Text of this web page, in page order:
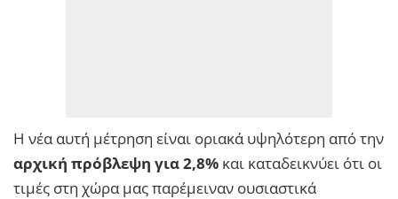
Η νέα αυτή μέτρηση είναι οριακά υψηλότερη από την
αρχική πρόβλεψη για 2,8% και καταδεικνύει ότι οι
τιμές στη χώρα μας παρέμειναν ουσιαστικά